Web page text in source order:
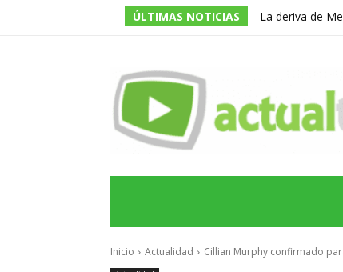
ÚLTIMAS NOTICIAS
La deriva de
Inicio Actualidad Cillian Murphy confirmado